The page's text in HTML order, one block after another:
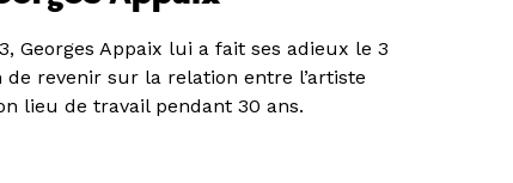
Georges Appaix lui a fait ses adieux le 3
de revenir sur la relation entre l’artiste
lieu de travail pendant 30 ans.